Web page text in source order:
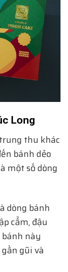
Long
thu khác
bánh dẻo
một số dòng
dòng bánh
cẩm, đậu
này
gũi và